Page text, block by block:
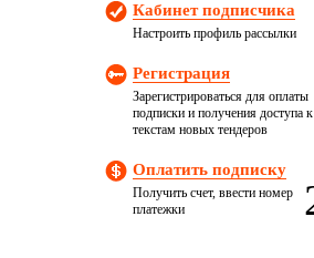
Кабинет подписчика
Настроить профиль рассылки
Регистрация
Зарегистрироваться для оплаты
подписки и получения доступа к
текстам новых тендеров
Оплатить подписку
Получить счет, ввести номер
платежки